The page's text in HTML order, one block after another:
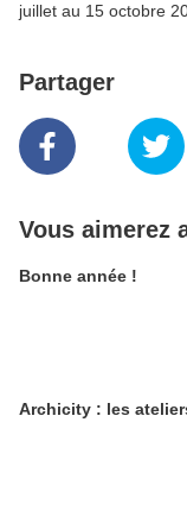
juillet au 15 octobre
Partager
Vous aimerez
Bonne année !
Archicity : les